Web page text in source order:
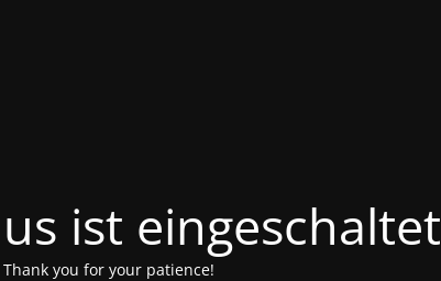
ist eingeschaltet
you for your patience!